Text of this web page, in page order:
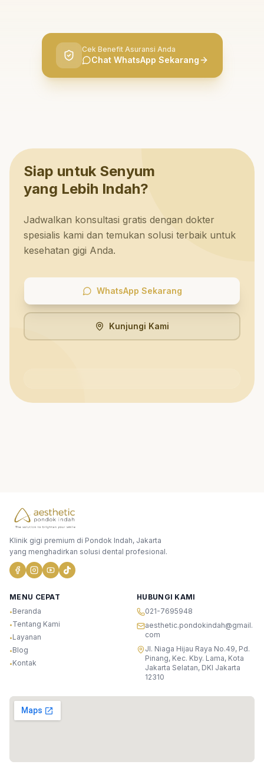
Cek Benefit Asuransi Anda
Chat WhatsApp Sekarang
Siap untuk Senyum
yang Lebih Indah?
Jadwalkan konsultasi gratis dengan dokter
spesialis kami dan temukan solusi terbaik untuk
kesehatan gigi Anda.
WhatsApp Sekarang
Kunjungi Kami
Klinik gigi premium di Pondok Indah, Jakarta
yang menghadirkan solusi dental profesional.
MENU CEPAT
•Beranda
•Tentang Kami
•Layanan
•Blog
•Kontak
HUBUNGI KAMI
021-7695948
aesthetic.pondokindah@gmail.
com
Jl. Niaga Hijau Raya No.49, Pd.
Pinang, Kec. Kby. Lama, Kota
Jakarta Selatan, DKI Jakarta
12310